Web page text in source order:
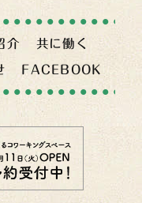
介 共に働く
FACEBOOK